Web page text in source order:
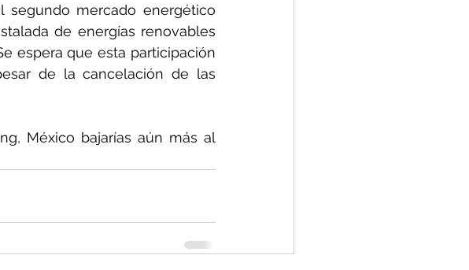
segundo mercado energético
de energías renovables
espera que esta participación
de la cancelación de las
México bajarías aún más al